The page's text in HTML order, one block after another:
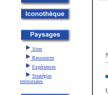
Sites
Ressources
Expériences
Stratégies
territoriales